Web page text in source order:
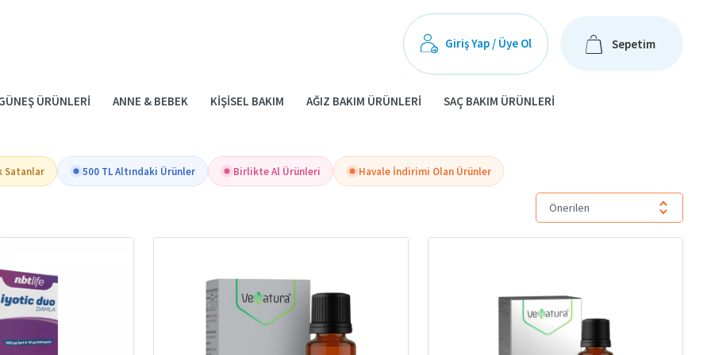
Giriş Yap / Üye Ol Sepetim
ÜRÜNLERI ANNE & BEBEK KIŞISEL BAKIM AĞIZ BAKIM ÜRÜNLERI SAÇ BAKIM ÜRÜNLERI
Satanlar 500 TL Altındaki Ürünler Birlikte Al Ürünleri Havale İndirimi Olan Ürünler
Önerilen